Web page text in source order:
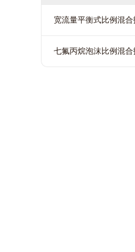
宽流量平衡式比例混合
七氟丙烷泡沫比例混合